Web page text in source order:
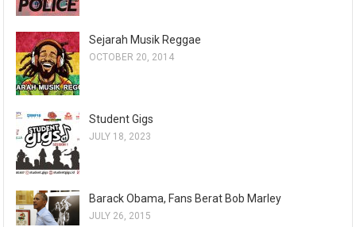
Sejarah Musik Reggae
OCTOBER 20, 2014
Student Gigs
JULY 18, 2023
Barack Obama, Fans Berat Bob Marley
JULY 26, 2015